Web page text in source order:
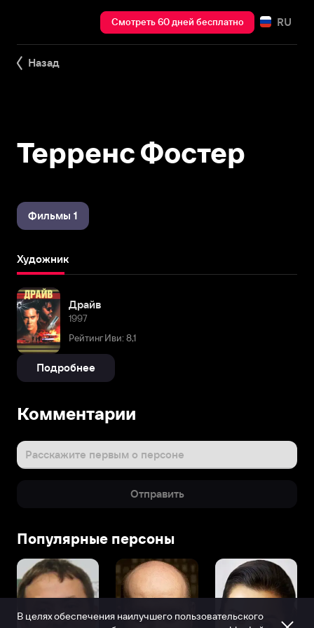
Смотреть 60 дней бесплатно RU
Назад
Терренс Фостер
Фильмы 1
Художник
Драйв
1997
Рейтинг Иви: 8,1
Подробнее
Комментарии
Расскажите первым о персоне
Отправить
Популярные персоны
В целях обеспечения наилучшего пользовательского